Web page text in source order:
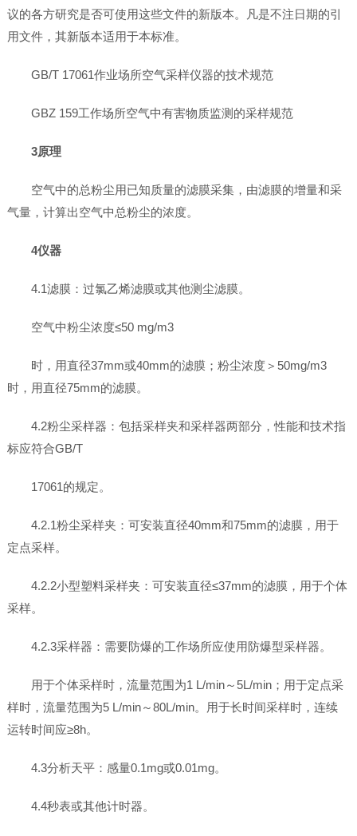
议的各方研究是否可使用这些文件的新版本。凡是不注日期的引
用文件，其新版本适用于本标准。
GB/T 17061作业场所空气采样仪器的技术规范
GBZ 159工作场所空气中有害物质监测的采样规范
3原理
空气中的总粉尘用已知质量的滤膜采集，由滤膜的增量和采
气量，计算出空气中总粉尘的浓度。
4仪器
4.1滤膜：过氯乙烯滤膜或其他测尘滤膜。
空气中粉尘浓度≤50 mg/m3
时，用直径37mm或40mm的滤膜；粉尘浓度＞50mg/m3
时，用直径75mm的滤膜。
4.2粉尘采样器：包括采样夹和采样器两部分，性能和技术指
标应符合GB/T
17061的规定。
4.2.1粉尘采样夹：可安装直径40mm和75mm的滤膜，用于
定点采样。
4.2.2小型塑料采样夹：可安装直径≤37mm的滤膜，用于个体
采样。
4.2.3采样器：需要防爆的工作场所应使用防爆型采样器。
用于个体采样时，流量范围为1 L/min～5L/min；用于定点采
样时，流量范围为5 L/min～80L/min。用于长时间采样时，连续
运转时间应≥8h。
4.3分析天平：感量0.1mg或0.01mg。
4.4秒表或其他计时器。